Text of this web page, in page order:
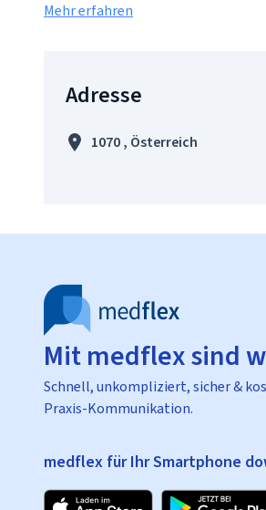
Mehr erfahren
Adresse
1070 , Österreich
Mit medflex sind
Schnell, unkompliziert, sicher &
Praxis-Kommunikation.
medflex für Ihr Smartphone